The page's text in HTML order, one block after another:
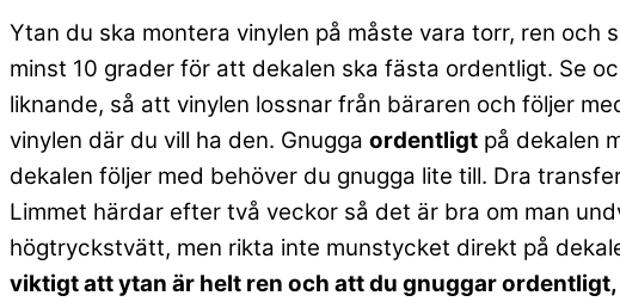
Ytan du ska montera vinylen på måste vara torr, ren och
minst 10 grader för att dekalen ska fästa ordentligt. Se
liknande, så att vinylen lossnar från bäraren och följer
vinylen där du vill ha den. Gnugga ordentligt på dekalen
dekalen följer med behöver du gnugga lite till. Dra
Limmet härdar efter två veckor så det är bra om man
högtryckstvätt, men rikta inte munstycket direkt på
viktigt att ytan är helt ren och att du gnuggar